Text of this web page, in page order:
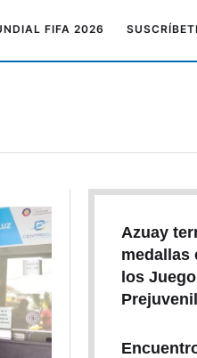
FIFA 2026
Azuay
medallas
los